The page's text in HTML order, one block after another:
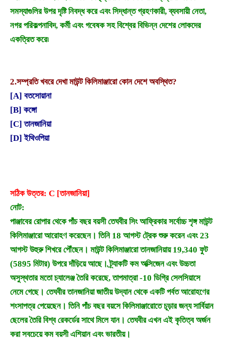
সমস্যাগুলির উপর দৃষ্টি নিবদ্ধ করে এবং সিদ্ধান্ত গ্রহণকারী, ব্যবসায়ী নেতা,
নগর পরিকল্পনাবিদ, কর্মী এবং গবেষক সহ বিশ্বের বিভিন্ন দেশের লোকদের
একত্রিত করে৷
2.সম্প্রতি খবরে দেখা মাউন্ট কিলিমাঞ্জারো কোন দেশে অবস্থিত?
[A] বতসোয়ানা
[B] কঙ্গো
[C] তানজানিয়া
[D] ইথিওপিয়া
সঠিক উত্তর: C [তানজানিয়া]
নোট:
পাঞ্জাবের রোপার থেকে পাঁচ বছর বয়সী তেঘবীর সিং আফ্রিকার সর্বোচ্চ শৃঙ্গ মাউন্ট
কিলিমাঞ্জারো আরোহণ করেছেন। তিনি 18 আগস্ট ট্রেক শুরু করেন এবং 23
আগস্ট উহুরু শিখরে পৌঁছেন। মাউন্ট কিলিমাঞ্জারো তানজানিয়ায় 19,340 ফুট
(5895 মিটার) উপরে দাঁড়িয়ে আছে। ট্র্যাকটি কম অক্সিজেন এবং উচ্চতা
অসুস্থতার মতো চ্যালেঞ্জ তৈরি করেছে, তাপমাত্রা -10 ডিগ্রি সেলসিয়াসে
নেমে গেছে। তেঘবীর তানজানিয়া জাতীয় উদ্যান থেকে একটি পর্বত আরোহণের
শংসাপত্র পেয়েছেন। তিনি পাঁচ বছর বয়সে কিলিমাঞ্জারোতে চূড়ার জন্য সার্বিয়ান
ছেলের তৈরি বিশ্ব রেকর্ডের সাথে মিলে যান। তেঘবীর এখন এই কৃতিত্ব অর্জন
করা সবচেয়ে কম বয়সী এশিয়ান এবং ভারতীয়।